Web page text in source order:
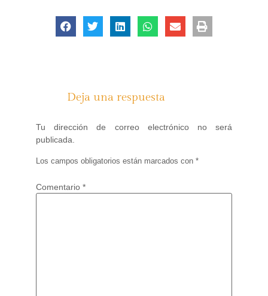
Deja una respuesta
Tu dirección de correo electrónico no será
publicada.
Los campos obligatorios están marcados con *
Comentario *